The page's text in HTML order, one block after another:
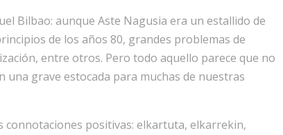
Bilbao: aunque Aste Nagusia era un estallido de
de los años 80, grandes problemas de
entre otros. Pero todo aquello parece que no
grave estocada para muchas de nuestras
connotaciones positivas: elkartuta, elkarrekin,